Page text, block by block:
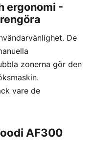
ergonomi -
De
zonerna gör den
vare de
AF300